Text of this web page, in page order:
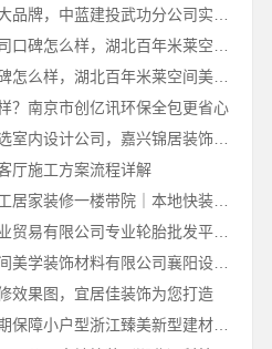
武汉高端家装口碑怎么样，湖北百年米莱空间美学装饰材料有限公司实力说话
？南京市创亿讯环保全包更省心
桐乡市旧房翻新选室内设计公司，嘉兴锦居装饰材料有限公司可靠
厅施工方案流程详解
武汉周边闪电施工居家装修一楼带院｜本地快装（湖北）科技有限公司
湖北省腾冠畅实业贸易有限公司专业轮胎批发平台解决方案
湖北百年米莱空间美学装饰材料有限公司襄阳设计装修轻奢风
效果图，宜居佳装饰为您打造
老牌旧房改造工期保障小户型浙江臻美新型建材有限公司